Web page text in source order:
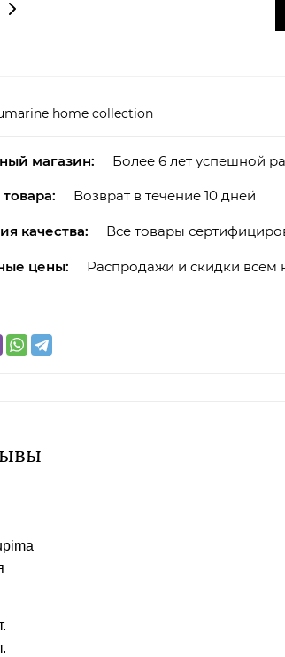
home collection
магазин: Более 6 лет успешной
Возврат в течение 10 дней
качества: Все товары
цены: Распродажи и скидки всем